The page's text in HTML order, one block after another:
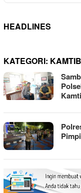
HEADLINES
KATEGORI: